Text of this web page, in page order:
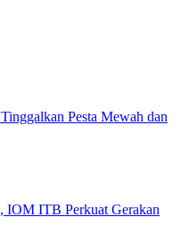
Pesta Mewah dan
IOM ITB Perkuat Gerakan